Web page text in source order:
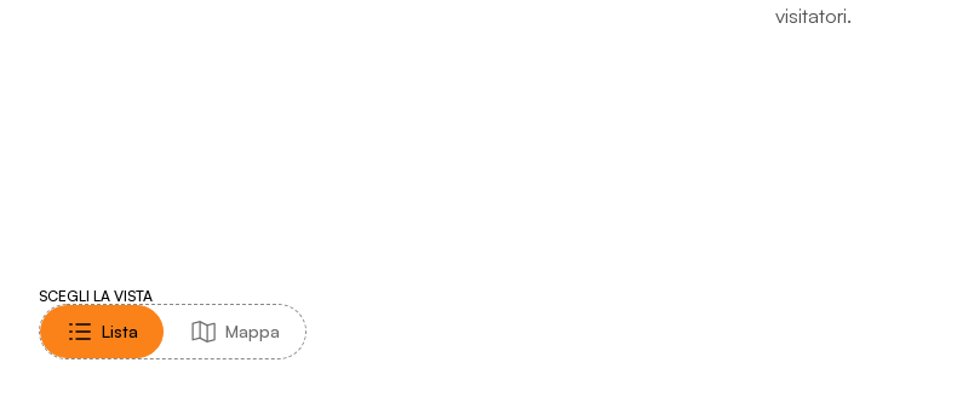
visitatori.
Elenco delle location del festival
SCEGLI LA VISTA
Lista Mappa